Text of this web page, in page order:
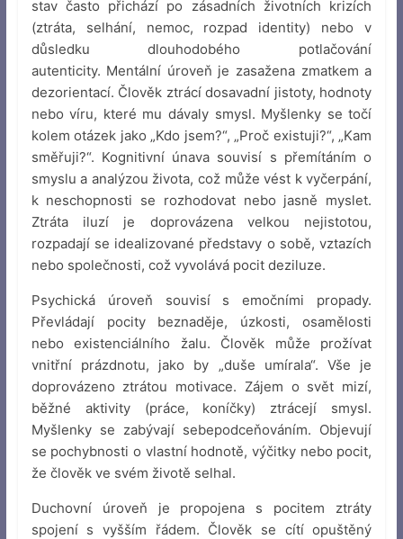
stav často přichází po zásadních životních krizích
(ztráta, selhání, nemoc, rozpad identity) nebo v
důsledku dlouhodobého potlačování
autenticity. Mentální úroveň je zasažena zmatkem a
dezorientací. Člověk ztrácí dosavadní jistoty, hodnoty
nebo víru, které mu dávaly smysl. Myšlenky se točí
kolem otázek jako „Kdo jsem?“, „Proč existuji?“, „Kam
směřuji?“. Kognitivní únava souvisí s přemítáním o
smyslu a analýzou života, což může vést k vyčerpání,
k neschopnosti se rozhodovat nebo jasně myslet.
Ztráta iluzí je doprovázena velkou nejistotou,
rozpadají se idealizované představy o sobě, vztazích
nebo společnosti, což vyvolává pocit deziluze.
Psychická úroveň souvisí s emočními propady.
Převládají pocity beznaděje, úzkosti, osamělosti
nebo existenciálního žalu. Člověk může prožívat
vnitřní prázdnotu, jako by „duše umírala“. Vše je
doprovázeno ztrátou motivace. Zájem o svět mizí,
běžné aktivity (práce, koníčky) ztrácejí smysl.
Myšlenky se zabývají sebepodceňováním. Objevují
se pochybnosti o vlastní hodnotě, výčitky nebo pocit,
že člověk ve svém životě selhal.
Duchovní úroveň je propojena s pocitem ztráty
spojení s vyšším řádem. Člověk se cítí opuštěný